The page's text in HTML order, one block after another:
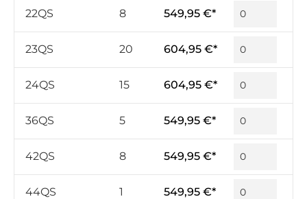
22QS 8 549,95 €*
23QS 20 604,95 €*
24QS 15 604,95 €*
36QS 5 549,95 €*
42QS 8 549,95 €*
44QS 1 549,95 €*